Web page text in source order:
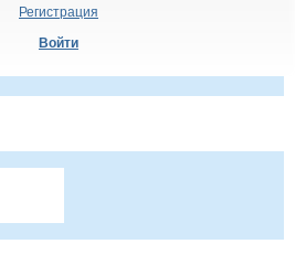
Регистрация
Войти